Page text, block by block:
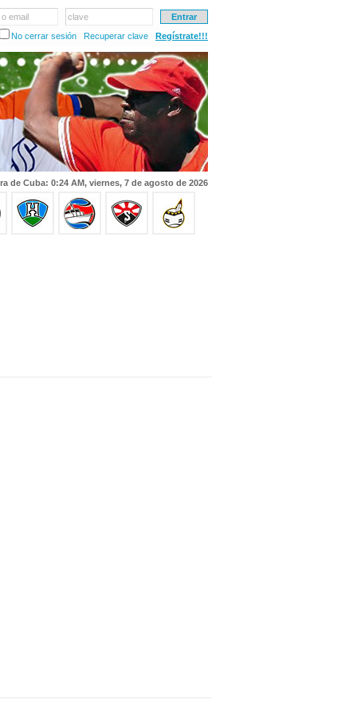
email
clave
No cerrar sesión
Recuperar clave Regístrate!!!
de Cuba: 0:24 AM, viernes, 7 de agosto de 2026